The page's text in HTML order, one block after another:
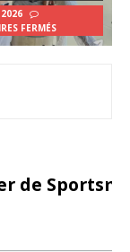
FERMÉS
de